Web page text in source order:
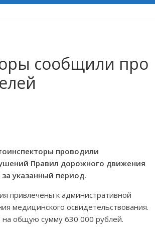
сообщили про
проводили
Правил дорожного движения
указанный период.
привлечены к административной
медицинского освидетельствования.
общую сумму 630 000 рублей.